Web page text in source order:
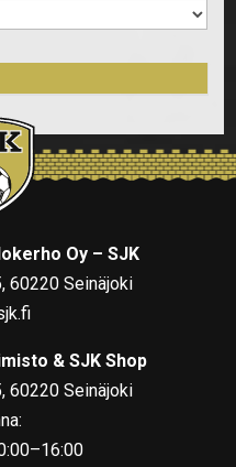
Oy – SJK
60220 Seinäjoki
& SJK Shop
60220 Seinäjoki